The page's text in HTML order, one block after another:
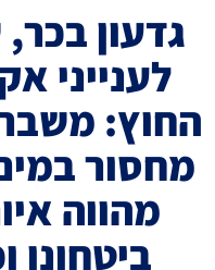
גדעון
לענייני
החוץ:
מחסור
מהווה
ביטחונן